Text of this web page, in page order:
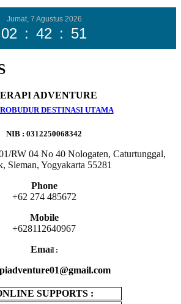
Jumat, 7 Agustus 2026
02 : 42 : 52
ADVENTURE
DESTINASI UTAMA
NIB : 0312250068342
RW 04 No 40 Nologaten, Caturtunggal,
Sleman, Yogyakarta 55281
Phone
+62 274 485672
Mobile
+628112640967
Email :
SUPPORTS :